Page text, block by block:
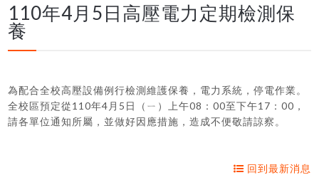
110年4月5日高壓電力定期檢測保
養
為配合全校高壓設備例行檢測維護保養，電力系統，停電作業。
全校區預定從110年4月5日（ㄧ）上午08：00至下午17：00，
請各單位通知所屬，並做好因應措施，造成不便敬請諒察。
回到最新消息